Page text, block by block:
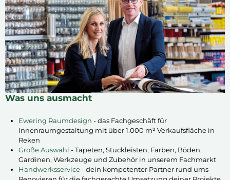
Was uns ausmacht
Ewering Raumdesign - das Fachgeschäft für
Innenraumgestaltung mit über 1.000 m² Verkaufsfläche in
Reken
Große Auswahl - Tapeten, Stuckleisten, Farben, Böden,
Gardinen, Werkzeuge und Zubehör in unserem Fachmarkt
Handwerksservice- dein kompetenter Partner rund ums